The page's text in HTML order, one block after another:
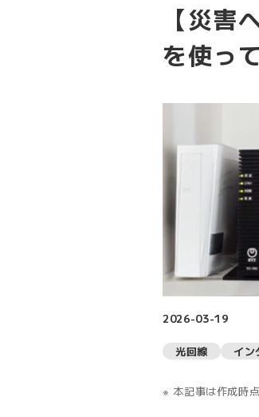
【災害
を使っ
2026-03-19
光回線 イン
本記事は作成時